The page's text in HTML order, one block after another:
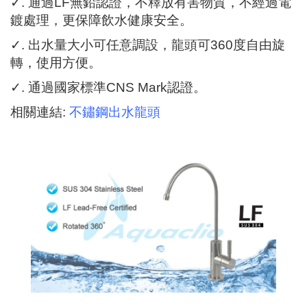
鍍處理，更保障飲水健康安全。
✓. 出水量大小可任意調設，龍頭可360度自由旋
轉，使用方便。
✓. 通過國家標準CNS Mark認證。
相關連結: 不鏽鋼出水龍頭